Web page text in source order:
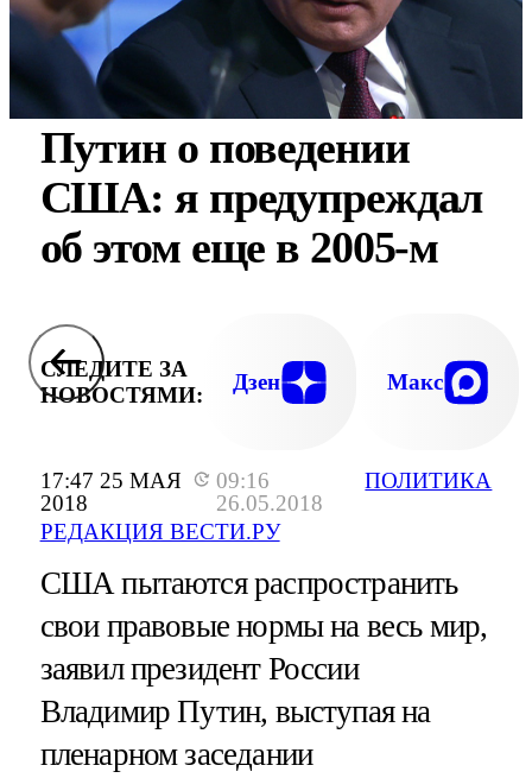
17:47 25 МАЯ
2018
09:16
26.05.2018
РЕДАКЦИЯ ВЕСТИ.РУ
ПОЛИТИКА
Путин о поведении
США: я предупреждал
об этом еще в 2005-м
СЛЕДИТЕ ЗА
НОВОСТЯМИ:
Дзен Макс
США пытаются распространить
свои правовые нормы на весь мир,
заявил президент России
Владимир Путин, выступая на
пленарном заседании